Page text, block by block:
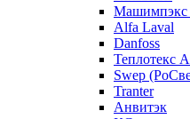
Машимпэкс
Alfa Laval
Danfoss
Теплотекс
Swep
Tranter
Анвитэк